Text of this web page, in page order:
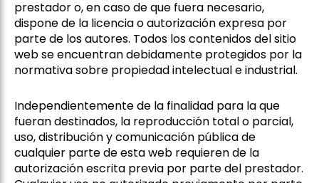
prestador o, en caso de que fuera necesario,
dispone de la licencia o autorización expresa por
parte de los autores. Todos los contenidos del sitio
web se encuentran debidamente protegidos por la
normativa sobre propiedad intelectual e industrial.
Independientemente de la finalidad para la que
fueran destinados, la reproducción total o parcial,
uso, distribución y comunicación pública de
cualquier parte de esta web requieren de la
autorización escrita previa por parte del prestador.